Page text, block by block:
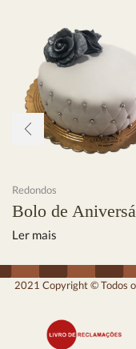
Redondos
Bolo de
Ler mais
2021 Copyright © Todos